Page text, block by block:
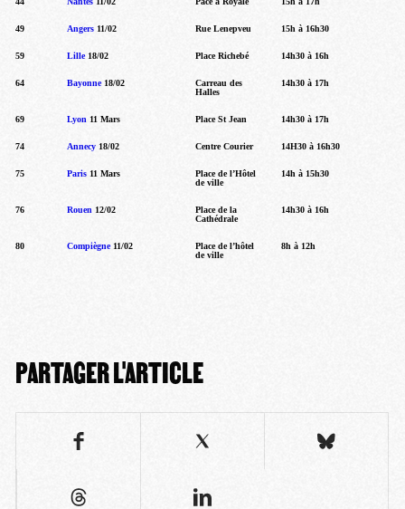
49 Angers 11/02 Rue Lenepveu 15h à 16h30
59 Lille18/02 Place Richebé 14h30 à 16h
64 Bayonne18/02
Carreau des
Halles
14h30 à 17h
69 Lyon 11 Mars Place St Jean 14h30 à 17h
74 Annecy 18/02 Centre Courier 14H30 à 16h30
75 Paris 11 Mars
Place de l’Hôtel
de ville
14h à 15h30
76 Rouen 12/02
Place de la
Cathédrale
14h30 à 16h
80 Compiègne11/02
Place de l’hôtel
de ville
8h à 12h
PARTAGER L'ARTICLE